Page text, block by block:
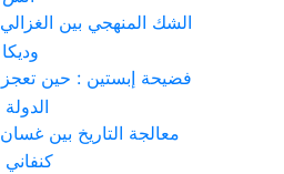
الشك المنهجي بين الغزالي
وديكا
فضيحة إبستين : حين تعجز
الدولة
معالجة التاريخ بين غسان
كنفاني